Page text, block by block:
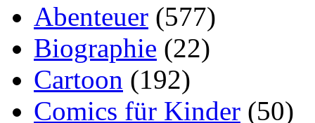
Abenteuer (577)
Biographie (22)
Cartoon (192)
Comics für Kinder (50)